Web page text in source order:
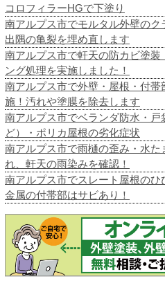
コロフィラーHGで下塗り
南アルプス市でモルタル外壁のク
出隅の亀裂を埋め直します
南アルプス市で軒天の防カビ塗装
ング処理を実施しました！
南アルプス市で外壁・屋根・付
施！汚れや塗膜を除去します
南アルプス市でベランダ防水・
ど）・ポリカ屋根の劣化症状
南アルプス市で雨樋の歪み・水た
れ、軒天の雨染みを確認！
南アルプス市でスレート屋根のひ
金属の付帯部はサビあり！